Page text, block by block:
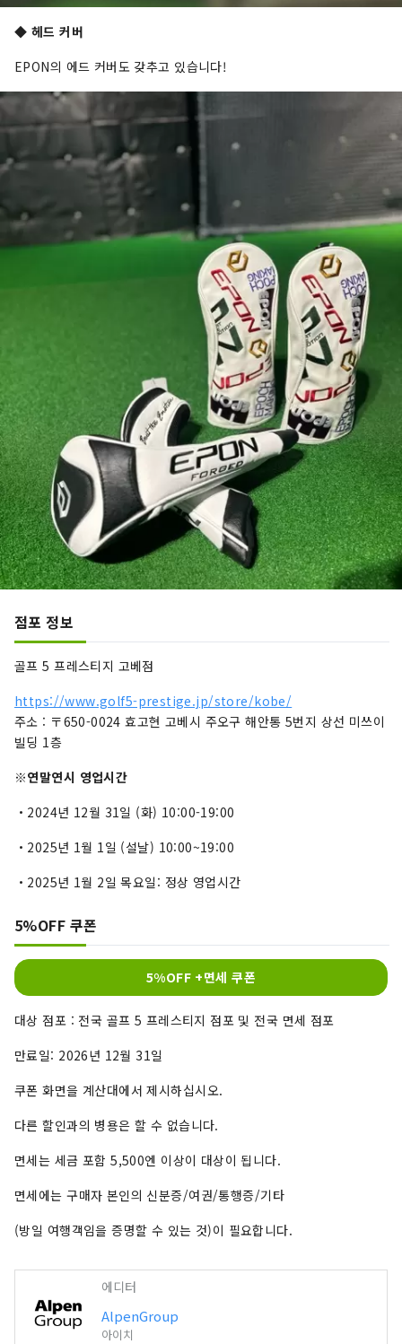
◆ 헤드 커버
EPON의 에드 커버도 갖추고 있습니다!
점포 정보
골프 5 프레스티지 고베점
https://www.golf5-prestige.jp/store/kobe/
주소 : 〒650-0024 효고현 고베시 주오구 해안통 5번지 상선 미쓰이
빌딩 1층
※연말연시 영업시간
・2024년 12월 31일 (화) 10:00-19:00
・2025년 1월 1일 (설날) 10:00~19:00
・2025년 1월 2일 목요일: 정상 영업시간
5%OFF 쿠폰
5%OFF +면세 쿠폰
대상 점포 : 전국 골프 5 프레스티지 점포 및 전국 면세 점포
만료일: 2026년 12월 31일
쿠폰 화면을 계산대에서 제시하십시오.
다른 할인과의 병용은 할 수 없습니다.
면세는 세금 포함 5,500엔 이상이 대상이 됩니다.
면세에는 구매자 본인의 신분증/여권/통행증/기타
(방일 여행객임을 증명할 수 있는 것)이 필요합니다.
에디터
AlpenGroup
아이치